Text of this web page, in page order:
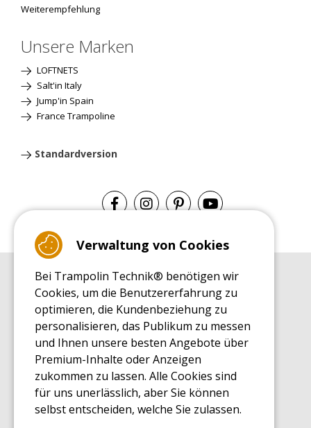
Weiterempfehlung
Unsere Marken
LOFTNETS
Salt'in Italy
Jump'in Spain
France Trampoline
Standardversion
EINKAUFSRATGEBER
Einkaufsratgeber
MONTAGE RATGEBER
Montagehinweise für ein Freizeit Trampolin
PFLEGERATGEBER
Pflegeratgeber für Ihr Freizeit Trampolin
ENDECKUNGSTOUR
Was Sie über Freizeit Trampoline wissen sollten
EINKAUFSRATGEBER FÜR ERSATZTEILE
Verwaltung von Cookies
Bei Trampolin Technik® benötigen wir
Cookies, um die Benutzererfahrung zu
optimieren, die Kundenbeziehung zu
personalisieren, das Publikum zu messen
und Ihnen unsere besten Angebote über
Premium-Inhalte oder Anzeigen
zukommen zu lassen. Alle Cookies sind
für uns unerlässlich, aber Sie können
selbst entscheiden, welche Sie zulassen.